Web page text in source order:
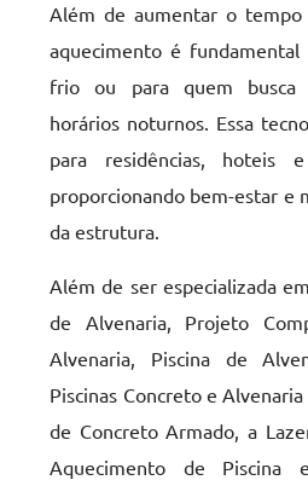
Além de aumentar o
aquecimento é
frio ou para quem busca
horários noturnos. Essa
para residências, hoteis
proporcionando bem-estar e
da estrutura.
Além de ser especializada
de Alvenaria, Projeto
Alvenaria, Piscina de
Piscinas Concreto e
de Concreto Armado, a
Aquecimento de Piscina